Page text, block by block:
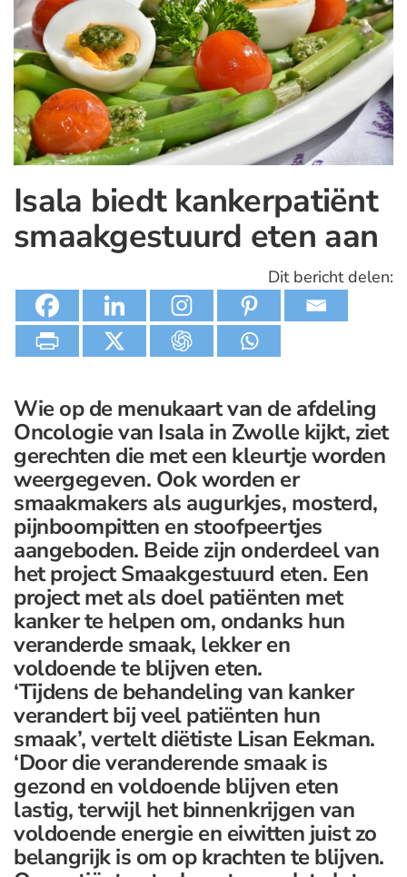
Isala biedt kankerpatiënt
smaakgestuurd eten aan
Dit bericht delen:
Wie op de menukaart van de afdeling
Oncologie van Isala in Zwolle kijkt, ziet
gerechten die met een kleurtje worden
weergegeven. Ook worden er
smaakmakers als augurkjes, mosterd,
pijnboompitten en stoofpeertjes
aangeboden. Beide zijn onderdeel van
het project Smaakgestuurd eten. Een
project met als doel patiënten met
kanker te helpen om, ondanks hun
veranderde smaak, lekker en
voldoende te blijven eten.
‘Tijdens de behandeling van kanker
verandert bij veel patiënten hun
smaak’, vertelt diëtiste Lisan Eekman.
‘Door die veranderende smaak is
gezond en voldoende blijven eten
lastig, terwijl het binnenkrijgen van
voldoende energie en eiwitten juist zo
belangrijk is om op krachten te blijven.